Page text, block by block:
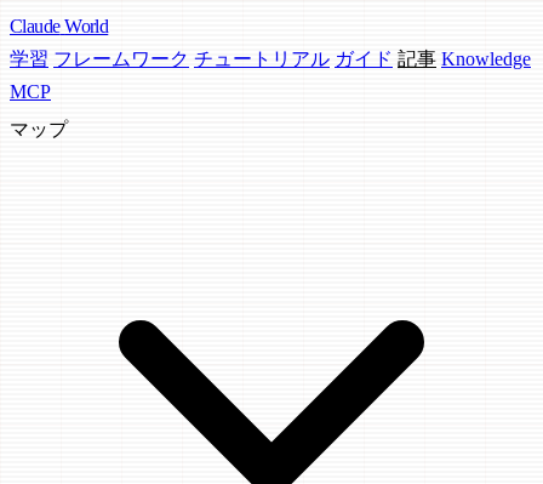
Claude World
学習 フレームワーク チュートリアル ガイド 記事 Knowledge
MCP
マップ